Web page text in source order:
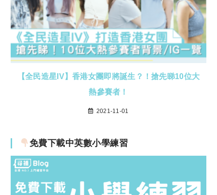
【全民造星IV】香港女團即將誕生？！搶先睇10位大
熱參賽者！
2021-11-01
免費下載中英數小學練習